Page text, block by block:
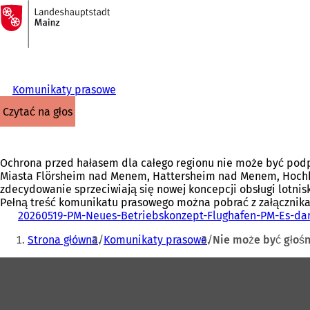
Przejdź do treści
Do
strony
głównej
Komunikaty prasowe
czytać na głos
Ochrona przed hałasem dla całego regionu nie może być
Miasta Flörsheim nad Menem, Hattersheim nad Menem,
zdecydowanie sprzeciwiają się nowej koncepcji obsługi
Pełną treść komunikatu prasowego można pobrać z
20260519-PM-Neues-Betriebskonzept-Flughafen-PM-Es-
Jesteś
tutaj:
Strona główna Komunikaty prasowe Nie może być